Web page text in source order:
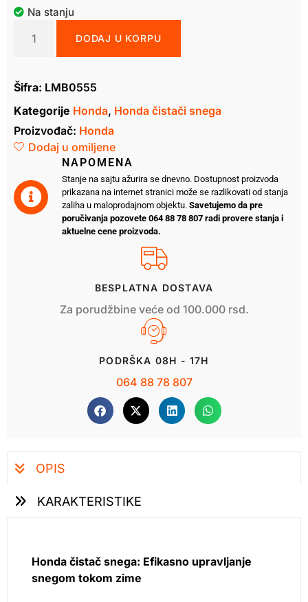
Na stanju
DODAJ U KORPU
Šifra: LMB0555
Kategorije Honda, Honda čistači snega
Proizvođač: Honda
Dodaj u omiljene
NAPOMENA
Stanje na sajtu ažurira se dnevno. Dostupnost proizvoda
prikazana na internet stranici može se razlikovati od stanja
zaliha u maloprodajnom objektu. Savetujemo da pre
poručivanja pozovete 064 88 78 807 radi provere stanja i
aktuelne cene proizvoda.
BESPLATNA DOSTAVA
Za porudžbine veće od 100.000 rsd.
PODRŠKA 08H - 17H
064 88 78 807
OPIS
KARAKTERISTIKE
Honda čistač snega: Efikasno upravljanje
snegom tokom zime